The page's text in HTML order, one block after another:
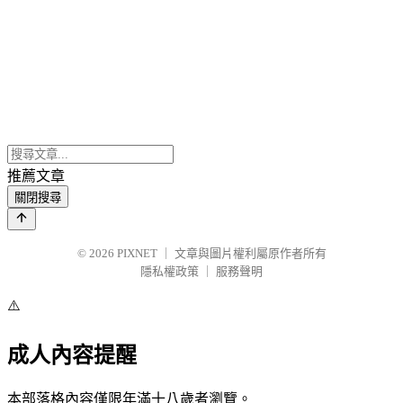
推薦文章
關閉搜尋
© 2026 PIXNET
文章與圖片權利屬原作者所有
隱私權政策
服務聲明
⚠️
成人內容提醒
本部落格內容僅限年滿十八歲者瀏覽。